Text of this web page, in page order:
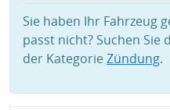
Sie haben Ihr Fahrzeug
passt nicht? Suchen Sie
der KategorieZündung.